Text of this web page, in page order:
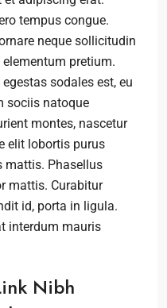
tempus congue.
neque sollicitudin
pretium.
sodales est, eu
sociis natoque
montes, nascetur
elit lobortis purus
mattis. Phasellus
mattis. Curabitur
id, porta in ligula.
interdum mauris
Nibh